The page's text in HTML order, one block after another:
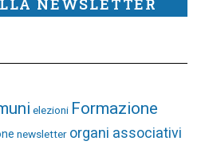
elezioni Formazione
newsletter organi associativi